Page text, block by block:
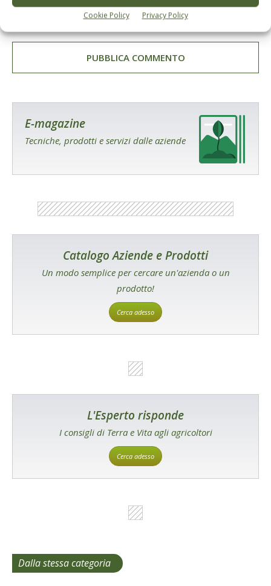
Cookie Policy Privacy Policy
Salva il mio nome, email e sito web in questo browser per la
prossima volta che commento.
E-magazine
Tecniche, prodotti e servizi dalle aziende
Catalogo Aziende e Prodotti
Un modo semplice per cercare un'azienda o un
prodotto!
Cerca adesso
L'Esperto risponde
I consigli di Terra e Vita agli agricoltori
Cerca adesso
Dalla stessa categoria